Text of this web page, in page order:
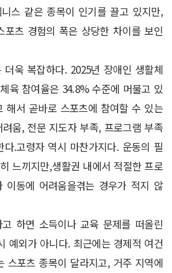
스 같은 종목이 인기를 끌고 있지만,
포츠 경험의 폭은 상당한 차이를 보인
욱 복잡하다. 2025년 장애인 생활체
육 참여율은 34.8% 수준에 머물고 있
해서 곧바로 스포츠에 참여할 수 있는
움, 전문 지도자 부족, 프로그램 부족
.고령자 역시 마찬가지다. 운동의 필
느끼지만,생활권 내에서 적절한 프로
이동에 어려움을겪는 경우가 적지 않
하면 소득이나 교육 문제를 떠올린
예외가 아니다. 최근에는 경제적 여건
스포츠 종목이 달라지고, 거주 지역에